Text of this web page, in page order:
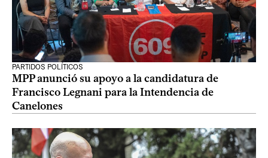
PARTIDOS POLÍTICOS
MPP anunció su apoyo a la candidatura de
Francisco Legnani para la Intendencia de
Canelones